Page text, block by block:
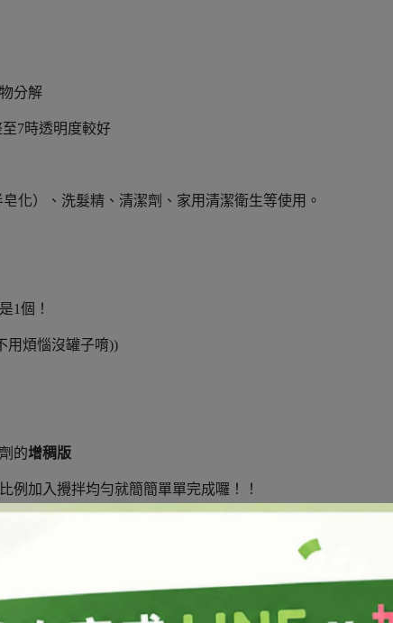
分解
7時透明度較好
化）、洗髮精、清潔劑、家用清潔衛生等使用。
1個！
用煩惱沒罐子唷))
的增稠版
例加入攪拌均勻就簡簡單單完成囉！！
部分水